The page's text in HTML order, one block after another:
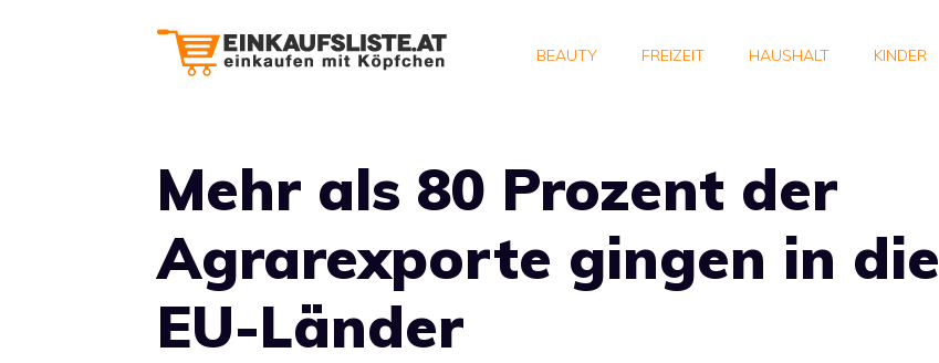
BEAUTY FREIZEIT HAUSHALT KINDER
Mehr als 80 Prozent der
Agrarexporte gingen in die
EU-Länder